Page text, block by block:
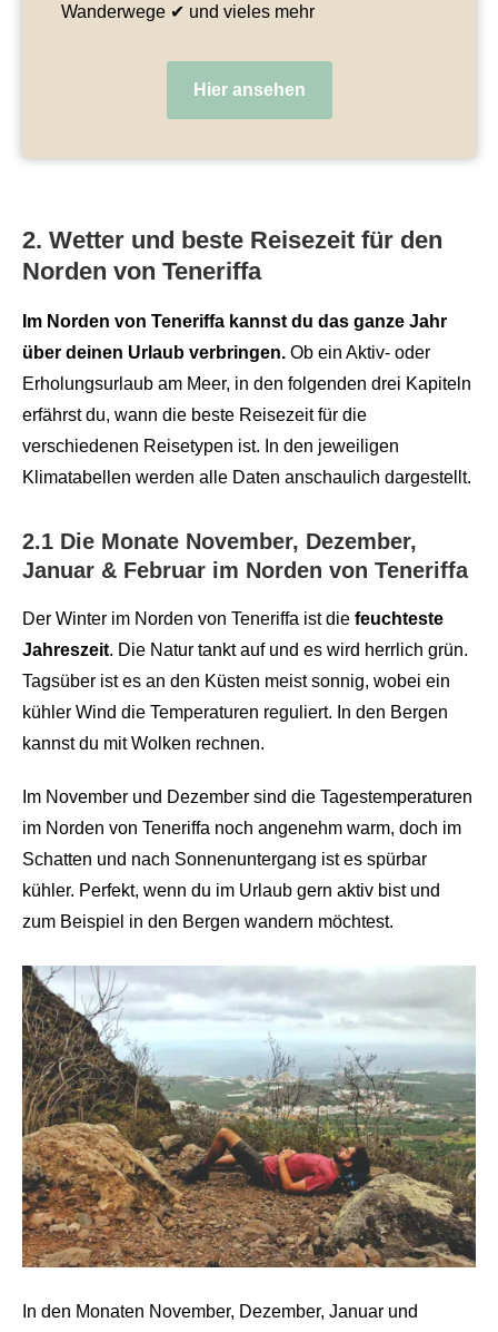
Wanderwege ✔ und vieles mehr
Hier ansehen
2. Wetter und beste Reisezeit für den
Norden von Teneriffa
Im Norden von Teneriffa kannst du das ganze Jahr
über deinen Urlaub verbringen. Ob ein Aktiv- oder
Erholungsurlaub am Meer, in den folgenden drei Kapiteln
erfährst du, wann die beste Reisezeit für die
verschiedenen Reisetypen ist. In den jeweiligen
Klimatabellen werden alle Daten anschaulich dargestellt.
2.1 Die Monate November, Dezember,
Januar & Februar im Norden von Teneriffa
Der Winter im Norden von Teneriffa ist die feuchteste
Jahreszeit. Die Natur tankt auf und es wird herrlich grün.
Tagsüber ist es an den Küsten meist sonnig, wobei ein
kühler Wind die Temperaturen reguliert. In den Bergen
kannst du mit Wolken rechnen.
Im November und Dezember sind die Tagestemperaturen
im Norden von Teneriffa noch angenehm warm, doch im
Schatten und nach Sonnenuntergang ist es spürbar
kühler. Perfekt, wenn du im Urlaub gern aktiv bist und
zum Beispiel in den Bergen wandern möchtest.
In den Monaten November, Dezember, Januar und